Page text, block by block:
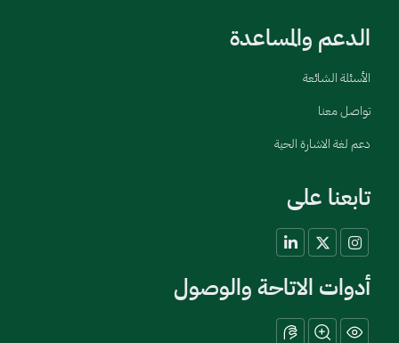
الدعم والمساعدة
الأسئلة الشائعة
تواصل معنا
دعم لغة الاشارة الحية
تابعنا على
أدوات الاتاحة والوصول